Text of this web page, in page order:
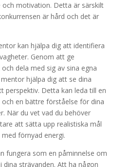
motivation. Detta är särskilt
är hård och det är
kan hjälpa dig att identifiera
Genom att ge
dela med sig av sina egna
hjälpa dig att se dina
perspektiv. Detta kan leda till en
en bättre förståelse för dina
När du vet vad du behöver
att sätta upp realistiska mål
förnyad energi.
fungera som en påminnelse om
dina strävanden. Att ha någon